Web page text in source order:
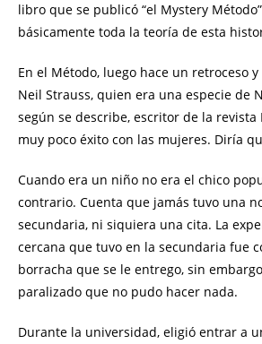
libro que se publicó “el Mystery
básicamente toda la teoría de esta
En el Método, luego hace un retroceso
Neil Strauss, quien era una especie de
según se describe, escritor de la revista
muy poco éxito con las mujeres. Diría
Cuando era un niño no era el chico
contrario. Cuenta que jamás tuvo una
secundaria, ni siquiera una cita. La
cercana que tuvo en la secundaria fue
borracha que se le entrego, sin
paralizado que no pudo hacer nada.
Durante la universidad, eligió entrar a